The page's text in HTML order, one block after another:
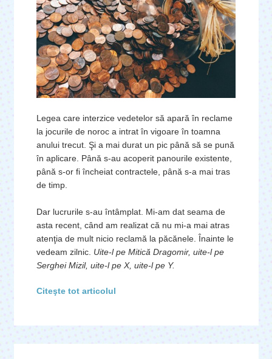
Legea care interzice vedetelor să apară în reclame
la jocurile de noroc a intrat în vigoare în toamna
anului trecut. Şi a mai durat un pic până să se pună
în aplicare. Până s-au acoperit panourile existente,
până s-or fi încheiat contractele, până s-a mai tras
de timp.
Dar lucrurile s-au întâmplat. Mi-am dat seama de
asta recent, când am realizat că nu mi-a mai atras
atenţia de mult nicio reclamă la păcănele. Înainte le
vedeam zilnic. Uite-l pe Mitică Dragomir, uite-l pe
Serghei Mizil, uite-l pe X, uite-l pe Y.
Citeşte tot articolul